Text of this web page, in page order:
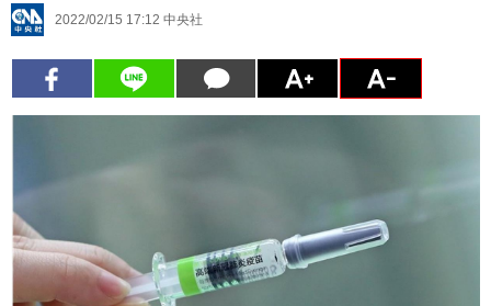
2022/02/15 17:12 中央社